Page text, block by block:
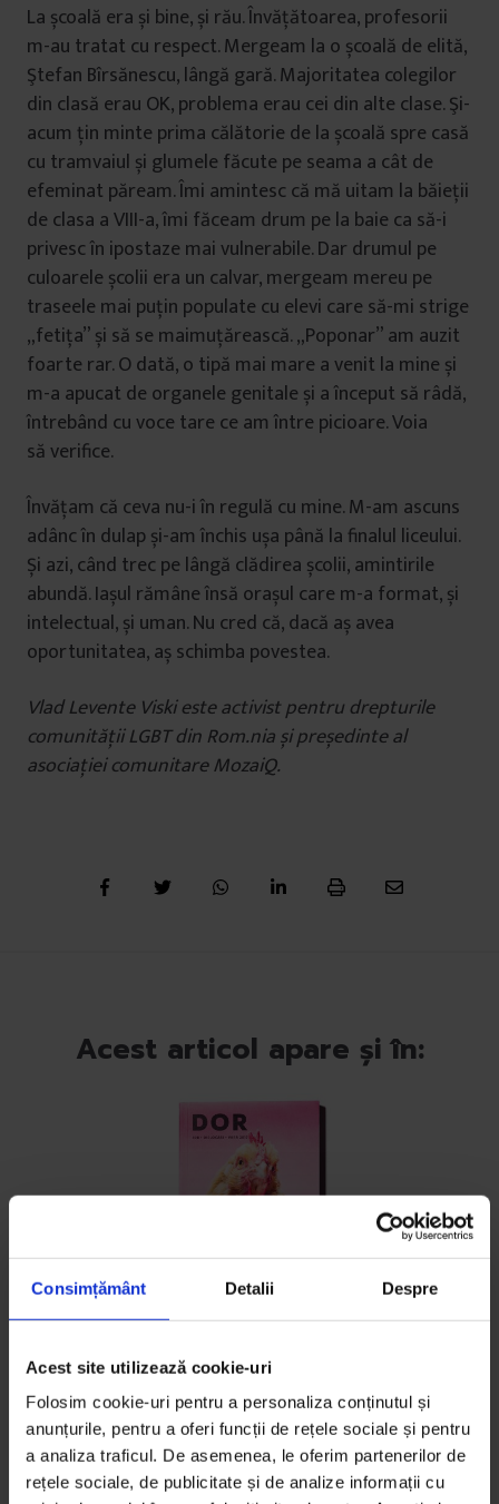
Consimțământ Detalii Despre
Acest site utilizează cookie-uri
Folosim cookie-uri pentru a personaliza conținutul și
anunțurile, pentru a oferi funcții de rețele sociale și pentru
a analiza traficul. De asemenea, le oferim partenerilor de
rețele sociale, de publicitate și de analize informații cu
La școală era și bine, și rău. Învățătoarea, profesorii
m-au tratat cu respect. Mergeam la o școală de elită,
Ştefan Bîrsănescu, lângă gară. Majoritatea colegilor
din clasă erau OK, problema erau cei din alte clase. Şi-
acum țin minte prima călătorie de la școală spre casă
cu tramvaiul și glumele făcute pe seama a cât de
efeminat păream. Îmi amintesc că mă uitam la băieții
de clasa a VIII-a, îmi făceam drum pe la baie ca să-i
privesc în ipostaze mai vulnerabile. Dar drumul pe
culoarele școlii era un calvar, mergeam mereu pe
traseele mai puțin populate cu elevi care să-mi strige
„fetița” și să se maimuțărească. „Poponar” am auzit
foarte rar. O dată, o tipă mai mare a venit la mine și
m-a apucat de organele genitale și a început să râdă,
întrebând cu voce tare ce am între picioare. Voia
să verifice.
Învățam că ceva nu-i în regulă cu mine. M-am ascuns
adânc în dulap și-am închis ușa până la finalul liceului.
Și azi, când trec pe lângă clădirea școlii, amintirile
abundă. Iașul rămâne însă orașul care m-a format, și
intelectual, și uman. Nu cred că, dacă aș avea
oportunitatea, aș schimba povestea.
Vlad Levente Viski este activist pentru drepturile
comunității LGBT din Rom.nia și președinte al
asociației comunitare MozaiQ.
Acest articol apare și în:
DoR #28
Vară, 2017
Cumpără revista